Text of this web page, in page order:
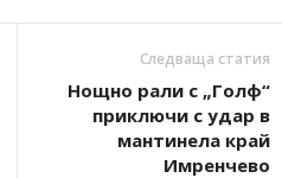
Следваща статия
Нощно рали с „Голф“
приключи с удар в
мантинела край
Имренчево